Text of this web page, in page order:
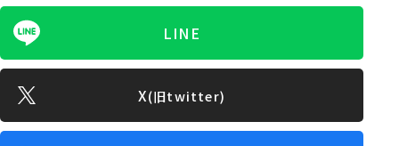
LINE
X(旧twitter)